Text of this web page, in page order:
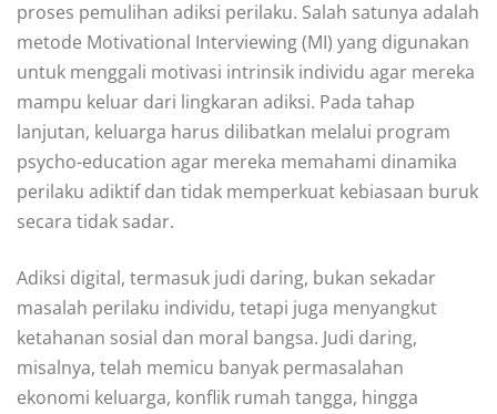
proses pemulihan adiksi perilaku. Salah satunya adalah
metode Motivational Interviewing (MI) yang digunakan
untuk menggali motivasi intrinsik individu agar mereka
mampu keluar dari lingkaran adiksi. Pada tahap
lanjutan, keluarga harus dilibatkan melalui program
psycho-education agar mereka memahami dinamika
perilaku adiktif dan tidak memperkuat kebiasaan buruk
secara tidak sadar.
Adiksi digital, termasuk judi daring, bukan sekadar
masalah perilaku individu, tetapi juga menyangkut
ketahanan sosial dan moral bangsa. Judi daring,
misalnya, telah memicu banyak permasalahan
ekonomi keluarga, konflik rumah tangga, hingga